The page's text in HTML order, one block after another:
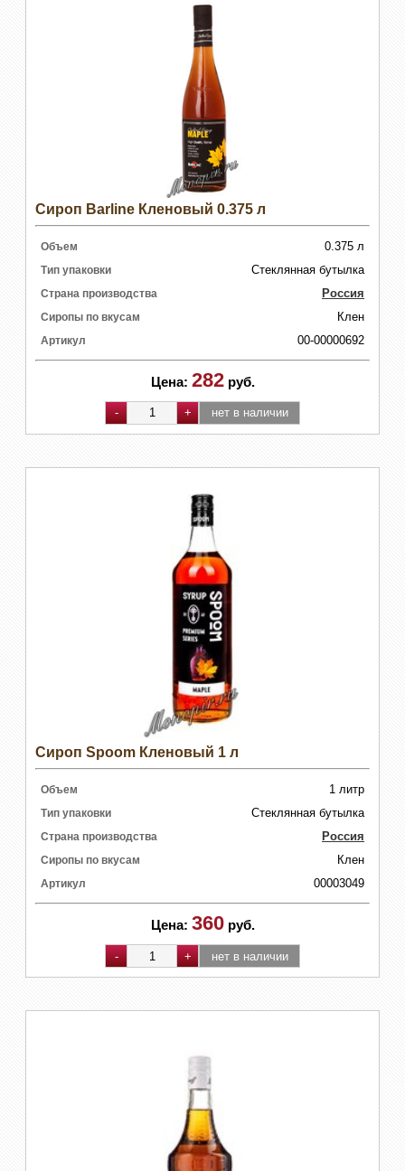
Сироп Barline Кленовый 0.375 л
Объем 0.375 л
Тип упаковки Стеклянная бутылка
Страна производства Россия
Сиропы по вкусам Клен
Артикул 00-00000692
Цена: 282 руб.
Сироп Spoom Кленовый 1 л
Объем 1 литр
Тип упаковки Стеклянная бутылка
Страна производства Россия
Сиропы по вкусам Клен
Артикул 00003049
Цена: 360 руб.